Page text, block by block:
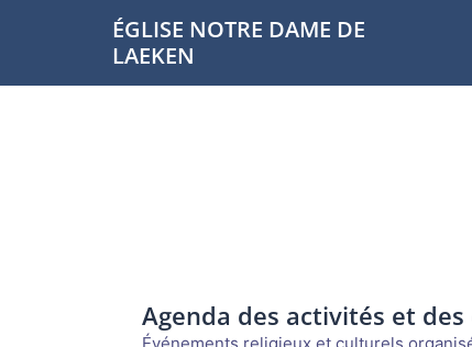
ÉGLISE NOTRE DAME DE
LAEKEN
Agenda des activités et